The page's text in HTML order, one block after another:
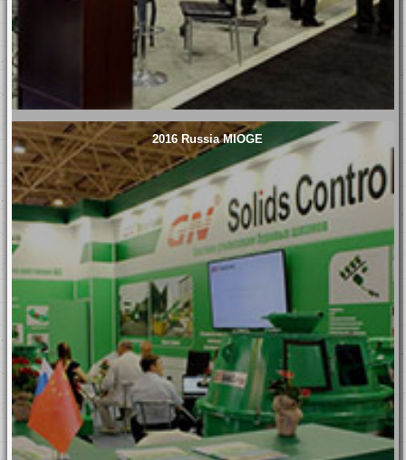
2016 Russia MIOGE